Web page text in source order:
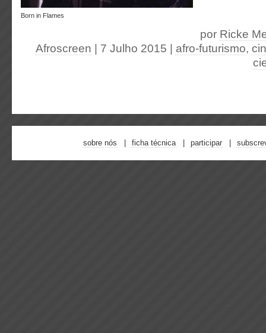
Born in Flames
por Ricke
Afroscreen | 7 Julho 2015 afro-futurismo,
sobre nós ficha técnica participar